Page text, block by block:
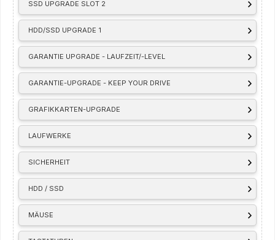
SSD UPGRADE SLOT 2
HDD/SSD UPGRADE 1
GARANTIE UPGRADE - LAUFZEIT/-LEVEL
GARANTIE-UPGRADE - KEEP YOUR DRIVE
GRAFIKKARTEN-UPGRADE
LAUFWERKE
SICHERHEIT
HDD / SSD
MÄUSE